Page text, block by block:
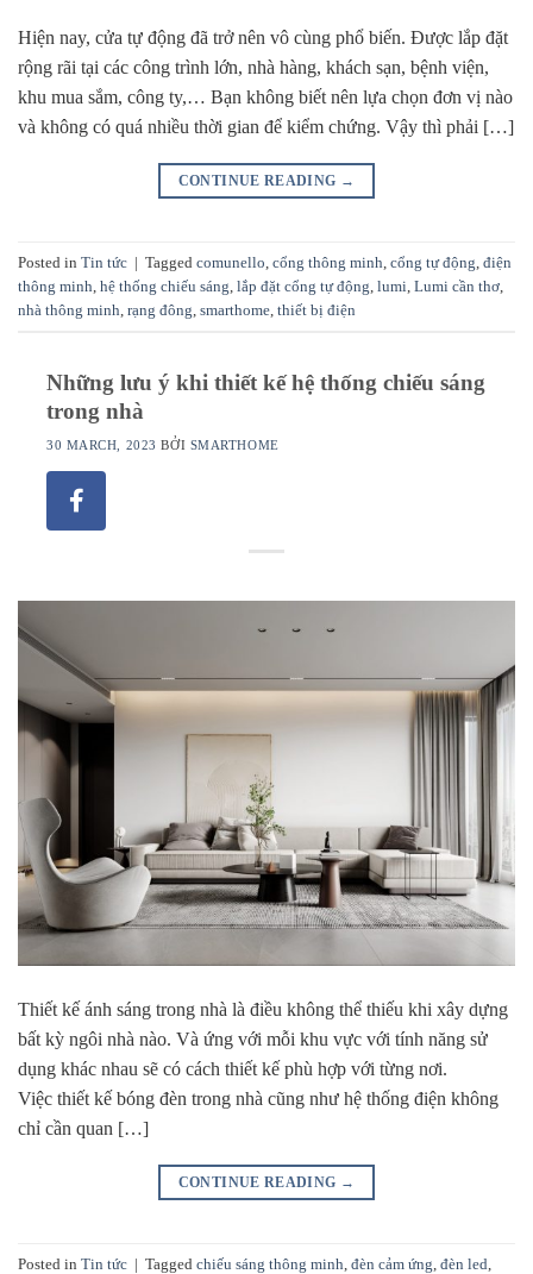
Hiện nay, cửa tự động đã trở nên vô cùng phổ biến. Được lắp đặt
rộng rãi tại các công trình lớn, nhà hàng, khách sạn, bệnh viện,
khu mua sắm, công ty,… Bạn không biết nên lựa chọn đơn vị nào
và không có quá nhiều thời gian để kiểm chứng. Vậy thì phải […]
CONTINUE READING →
Posted in Tin tức | Tagged comunello cổng thông minh cổng tự động điện
thông minh hệ thống chiếu sáng lắp đặt cổng tự động lumi Lumi cần thơ
nhà thông minh rạng đông smarthome thiết bị điện
Những lưu ý khi thiết kế hệ thống chiếu sáng
trong nhà
30 MARCH, 2023 BỞI SMARTHOME
Thiết kế ánh sáng trong nhà là điều không thể thiếu khi xây dựng
bất kỳ ngôi nhà nào. Và ứng với mỗi khu vực với tính năng sử
dụng khác nhau sẽ có cách thiết kế phù hợp với từng nơi.
Việc thiết kế bóng đèn trong nhà cũng như hệ thống điện không
chỉ cần quan […]
CONTINUE READING →
Posted in Tin tức | Tagged chiếu sáng thông minh đèn cảm ứng đèn led